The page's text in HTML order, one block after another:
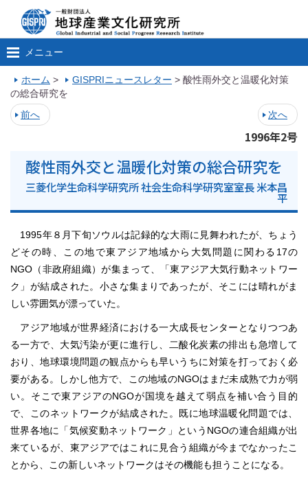
メニュー
ホーム > GISPRIニュースレター > 酸性雨外交と温暖化対策
の総合研究を
前へ
次へ
1996年2号
酸性雨外交と温暖化対策の総合研究を
三菱化学生命科学研究所 社会生命科学研究室室長 米本昌
平
1995年８月下旬ソウルは記録的な大雨に見舞われたが、ちょう
どその時、この地で東アジア地域から大気問題に関わる17の
NGO（非政府組織）が集まって、「東アジア大気行動ネットワー
ク」が結成された。小さな集まりであったが、そこには晴れがま
しい雰囲気が漂っていた。
アジア地域が世界経済における一大成長センターとなりつつあ
る一方で、大気汚染が更に進行し、二酸化炭素の排出も急増して
おり、地球環境問題の観点からも早いうちに対策を打っておく必
要がある。しかし他方で、この地域のNGOはまだ未成熟で力が弱
い。そこで東アジアのNGOが国境を越えて弱点を補い合う目的
で、このネットワークが結成された。既に地球温暖化問題では、
世界各地に「気候変動ネットワーク」というNGOの連合組織が出
来ているが、東アジアではこれに見合う組織が今までなかったこ
とから、この新しいネットワークはその機能も担うことになる。